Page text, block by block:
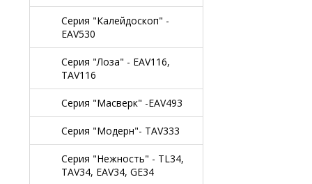
Серия "Калейдоскоп" -
EAV530
Серия "Лоза" - EAV116,
TAV116
Серия "Масверк" -EAV493
Серия "Модерн"- TAV333
Серия "Нежность" - TL34,
TAV34, EAV34, GE34